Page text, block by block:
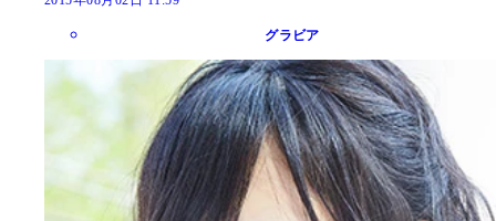
グラビア